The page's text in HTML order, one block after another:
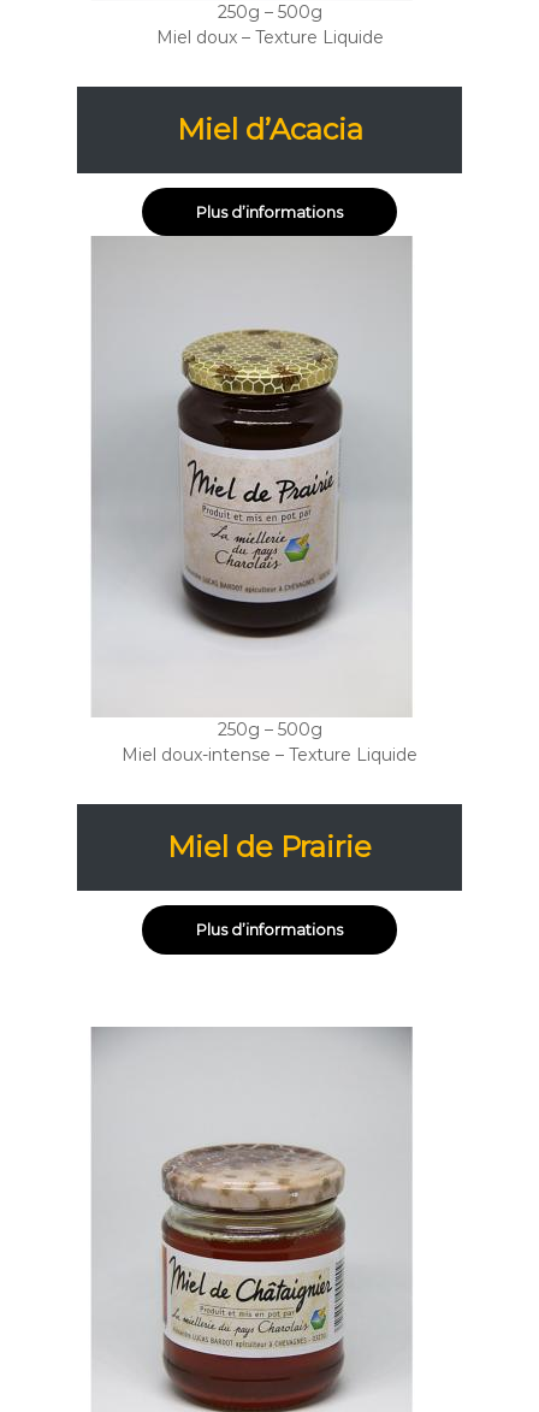
250g – 500g
Miel doux – Texture Liquide
Miel d’Acacia
Plus d’informations
250g – 500g
Miel doux-intense – Texture Liquide
Miel de Prairie
Plus d’informations